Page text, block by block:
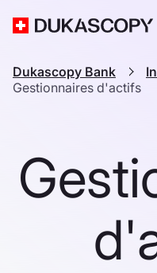
Dukascopy Bank
Gestionnaires d'actifs